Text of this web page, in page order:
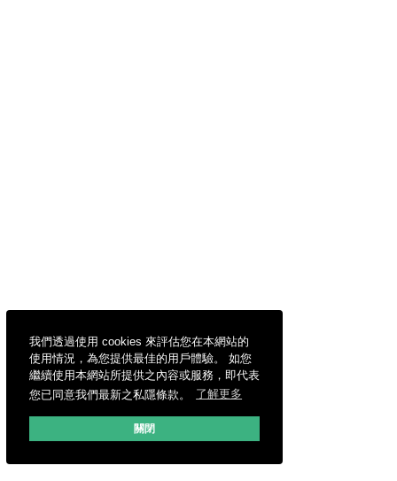
我們透過使用 cookies 來評估您在本網站的
使用情況，為您提供最佳的用戶體驗。 如您
繼續使用本網站所提供之內容或服務，即代表
您已同意我們最新之私隱條款。
了解更多
關閉